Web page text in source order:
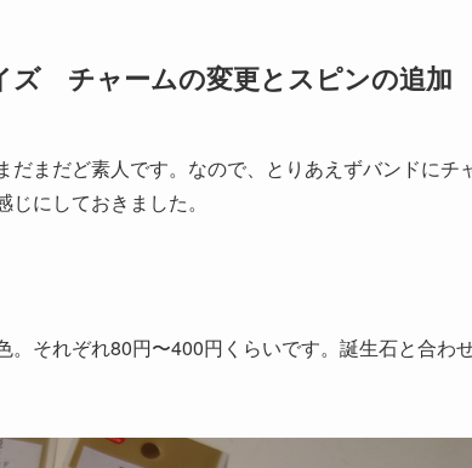
ズ チャームの変更とスピンの追加
だまだど素人です。なので、とりあえずバンドにチ
にしておきました。
それぞれ80円〜400円くらいです。誕生石と合わ